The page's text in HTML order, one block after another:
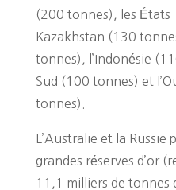
(200 tonnes), les
Kazakhstan (130
tonnes), l’Indonésie
Sud (100 tonnes) et
tonnes).
L’Australie et la Russie
grandes réserves d’or
11,1 milliers de tonnes